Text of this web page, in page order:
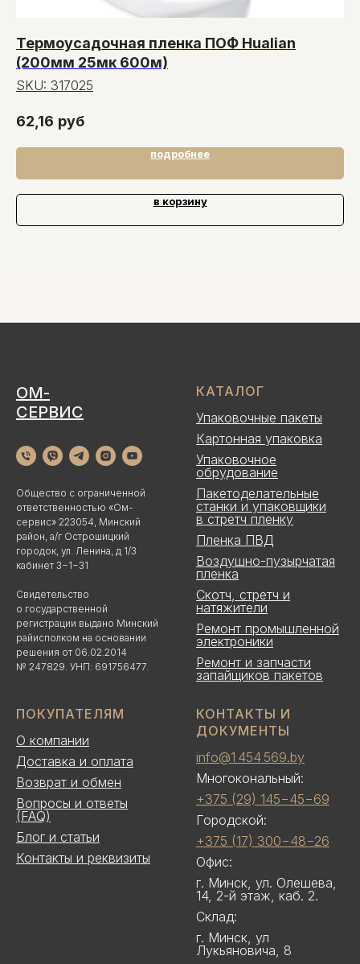
Термоусадочная пленка ПОФ Hualian
(200мм 25мк 600м)
SKU: 317025
62,16 руб
подробнее
в корзину
ОМ-
СЕРВИС
Общество с ограниченной
ответственностью «Ом-
сервис» 223054, Минский
район, а/г Острошицкий
городок, ул. Ленина, д 1/3
кабинет 3−1−31
Свидетельство
о государственной
регистрации выдано Минский
райисполком на основании
решения от 06.02.2014
№ 247829. УНП: 691756477.
КАТАЛОГ
Упаковочные пакеты
Картонная упаковка
Упаковочное
обрудование
Пакетоделательные
станки и упаковщики
в стретч пленку
Пленка ПВД
Воздушно-пузырчатая
пленка
Скотч, стретч и
натяжители
Ремонт промышленной
электроники
Ремонт и запчасти
запайщиков пакетов
ПОКУПАТЕЛЯМ
О компании
Доставка и оплата
Возврат и обмен
Вопросы и ответы
(FAQ)
Блог и статьи
Контакты и реквизиты
КОНТАКТЫ И
ДОКУМЕНТЫ
info@1 454 569.by
Многокональный:
+375 (29) 145−45−69
Городской:
+375 (17) 300−48−26
Офис:
г. Минск, ул. Олешева,
14, 2-й этаж, каб. 2.
Склад:
г. Минск, ул
Лукьяновича, 8